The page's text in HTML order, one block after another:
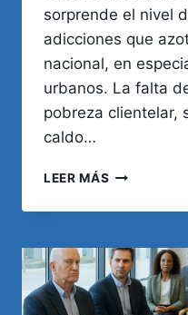
sorprende el nivel
adicciones que
nacional, en
urbanos. La falta
pobreza clientelar,
caldo…
LEER MÁS EDUCACIÓN,
UN
CÍRCULO
VICIOSO